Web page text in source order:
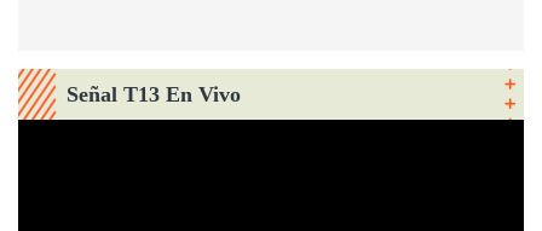
Señal T13 En Vivo